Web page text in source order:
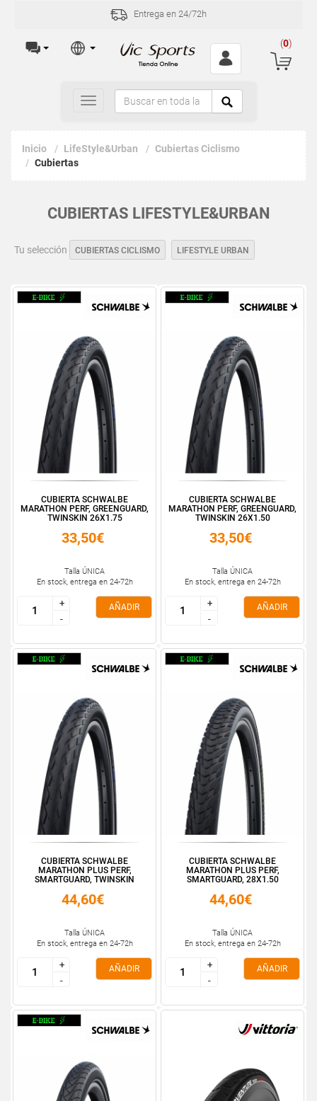
Entrega en 24/72h
(0)
Toggle
navigation
Inicio LifeStyle&Urban
Cubiertas Ciclismo
Cubiertas
CUBIERTAS LIFESTYLE&URBAN
Tu selección CUBIERTAS CICLISMO LIFESTYLE URBAN
CUBIERTA SCHWALBE
MARATHON PERF, GREENGUARD,
TWINSKIN 26X1.75
33,50€
Talla ÚNICA
En stock, entrega en 24-72h
+
-
+
-
AÑADIR
CUBIERTA SCHWALBE
MARATHON PERF, GREENGUARD,
TWINSKIN 26X1.50
33,50€
Talla ÚNICA
En stock, entrega en 24-72h
+
-
+
-
AÑADIR
CUBIERTA SCHWALBE
MARATHON PLUS PERF,
SMARTGUARD, TWINSKIN
44,60€
Talla ÚNICA
En stock, entrega en 24-72h
+
-
+
-
AÑADIR
CUBIERTA SCHWALBE
MARATHON PLUS PERF,
SMARTGUARD, 28X1.50
44,60€
Talla ÚNICA
En stock, entrega en 24-72h
+
-
+
-
AÑADIR